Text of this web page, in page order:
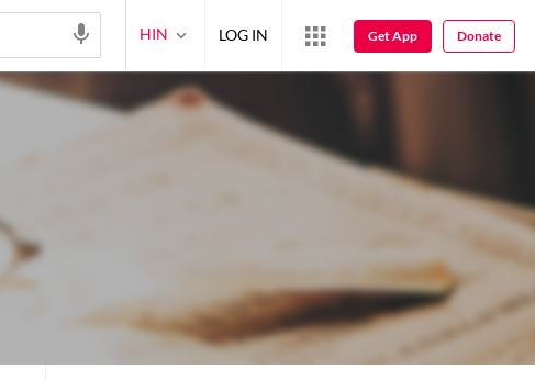
HIN LOG IN Get App Donate